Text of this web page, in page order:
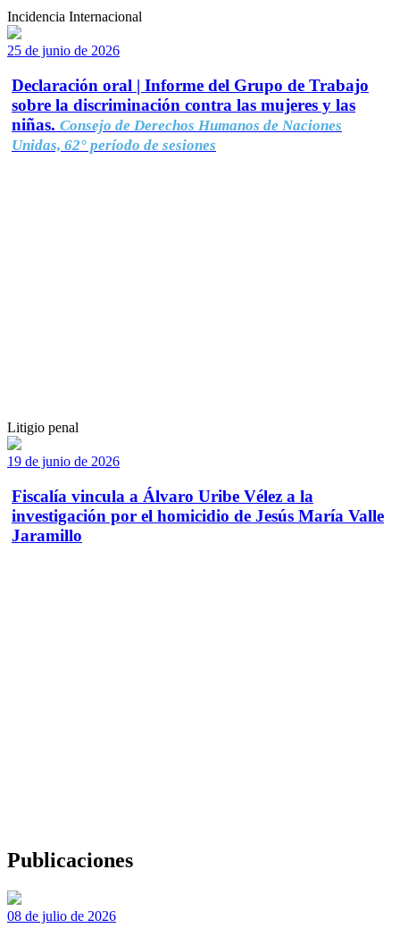
Incidencia Internacional
25 de junio de 2026
Declaración oral | Informe del Grupo de Trabajo
sobre la discriminación contra las mujeres y las
niñas. Consejo de Derechos Humanos de Naciones
Unidas, 62° período de sesiones
Litigio penal
19 de junio de 2026
Fiscalía vincula a Álvaro Uribe Vélez a la
investigación por el homicidio de Jesús María Valle
Jaramillo
Publicaciones
08 de julio de 2026